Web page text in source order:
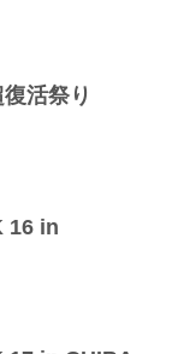
活祭り
16 in